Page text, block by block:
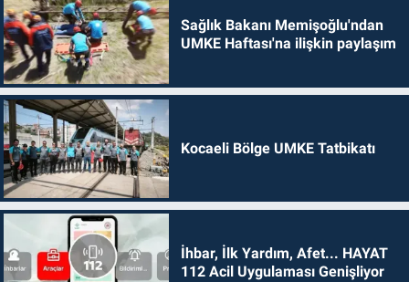
Sağlık Bakanı Memişoğlu'ndan
UMKE Haftası'na ilişkin paylaşım
Kocaeli Bölge UMKE Tatbikatı
İhbar, İlk Yardım, Afet... HAYAT
112 Acil Uygulaması Genişliyor